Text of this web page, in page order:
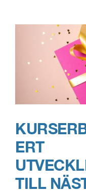
nyfiken
på
människan
bakom”
ERT
TILL